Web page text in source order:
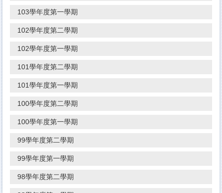
103學年度第一學期
102學年度第二學期
102學年度第一學期
101學年度第二學期
101學年度第一學期
100學年度第二學期
100學年度第一學期
99學年度第二學期
99學年度第一學期
98學年度第二學期